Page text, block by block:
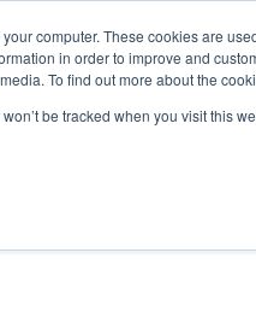
computer. These cookies are
in order to improve and
To find out more about the
be tracked when you visit this
| Omnidots in den